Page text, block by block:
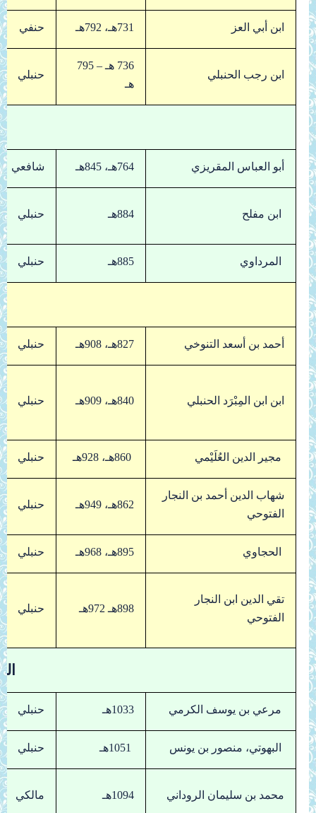
ابن أبي العز 731هـ، 792هـ حنفي
ابن رجب الحنبلي
736 هـ – 795
هـ
حنبلي
أبو العباس المقريزي 764هـ، 845هـ شافعي
ابن مفلح 884هـ حنبلي
المرداوي 885هـ حنبلي
أحمد بن أسعد التنوخي 827هـ، 908هـ حنبلي
ابن ابن المِبْرَد الحنبلي 840هـ، 909هـ حنبلي
مجير الدين العُلَيْمي 860هـ، 928هـ حنبلي
شهاب الدين أحمد بن النجار
الفتوحي
862هـ، 949هـ حنبلي
الحجاوي 895هـ، 968هـ حنبلي
تقي الدين ابن النجار
الفتوحي
898هـ 972هـ حنبلي
مرعي بن يوسف الكرمي 1033هـ حنبلي
البهوتي، منصور بن يونس حنبلي
محمد بن سليمان الروداني 1094هـ مالكي